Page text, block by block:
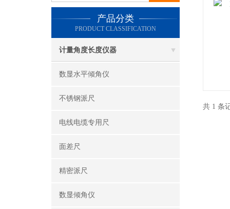
产品分类
PRODUCT CLASSIFICATION
计量角度长度仪器
数显水平倾角仪
不锈钢派尺
电线电缆专用尺
面差尺
精密派尺
数显倾角仪
共 1 条